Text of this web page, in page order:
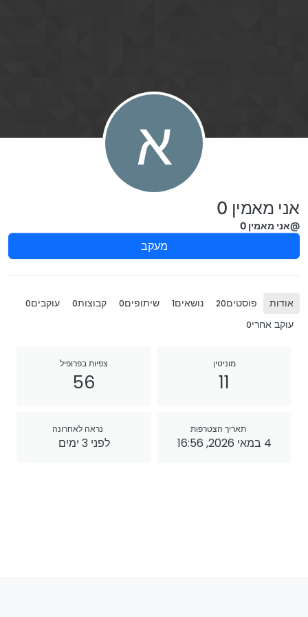
א
אני מאמין 0
@אני מאמין 0
מעקב
אודות פוסטים20 נושאים1 שיתופים0 קבוצות0 עוקבים0
עוקב אחרי0
מוניטין
11
צפיות בפרופיל
56
תאריך הצטרפות
4 במאי 2026, 16:56
נראה לאחרונה
לפני 3 ימים